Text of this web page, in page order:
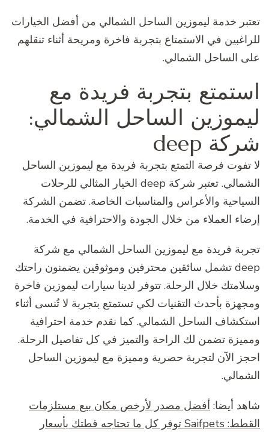
تعتبر خدمة ليموزين الساحل الشمالي من أفضل الخيارات
للراغبين في الاستمتاع بتجربة فاخرة ومريحة أثناء تنقلهم
على الساحل الشمالي.
استمتع بتجربة فريدة مع
ليموزين الساحل الشمالي:
شركة deep
لا تفوت فرصة التمتع بتجربة فريدة مع ليموزين الساحل
الشمالي. تعتبر شركة deep الخيار المثالي للرحلات
السياحية والأعراس والمناسبات الخاصة. تضمن الشركة
إرضاء العملاء من خلال الجودة والاحترافية في الخدمة.
تجربة فريدة مع ليموزين الساحل الشمالي مع شركة
deep تشمل سائقين محترفين وموثوقين يضمنون راحتك
وسلامتك خلال الرحلة. تتوفر لدينا سيارات ليموزين فاخرة
ومجهزة بأحدث التقنيات لكي تستمتع بتجربة لا تُنسى أثناء
استكشاف الساحل الشمالي. كما نقدم خدمة احترافية
ومميزة تضمن لك الراحة والتميز في كل تفاصيل الرحلة.
احجز الآن لتجربة حصرية ومميزة مع ليموزين الساحل
الشمالي.
شاهد أيضا: أفضل مصدر لأرخص مكان بيع مستلزمات
القطط: Saifpets توفر كل ما تحتاجه قطتك بأسعار